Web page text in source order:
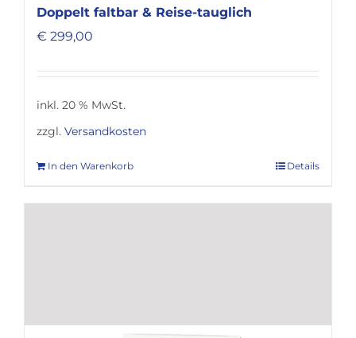
Doppelt faltbar & Reise-tauglich
€ 299,00
inkl. 20 % MwSt.
zzgl. Versandkosten
In den Warenkorb Details